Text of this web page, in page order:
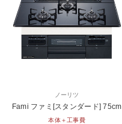
ノーリツ
Fami ファミ[スタンダード] 75cm
本体＋工事費